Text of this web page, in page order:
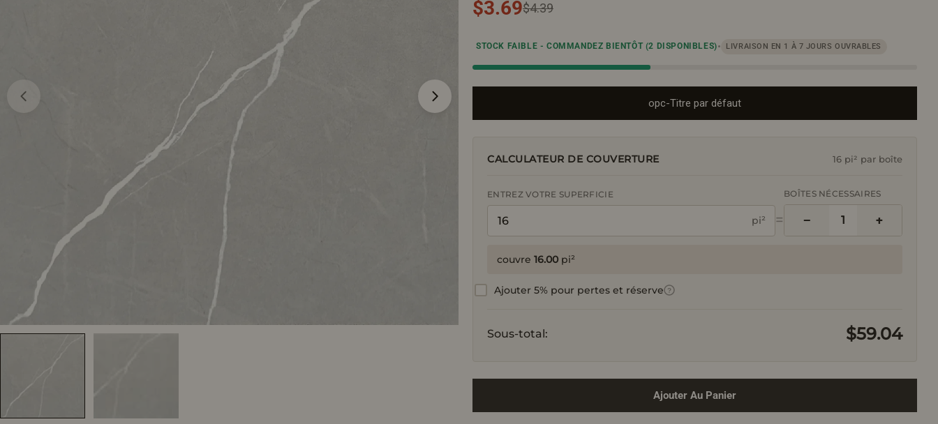
le média 0 en mode modal
Prix
de
vente
$3.69
Prix
régulier
$4.39
STOCK FAIBLE - COMMANDEZ BIENTÔT(2 DISPONIBLES)• LIVRAISON EN 1 À 7 JOURS OUVRABLES
opc-Titre par défaut
CALCULATEUR DE COUVERTURE 16 pi² par boîte
ENTREZ VOTRE SUPERFICIE
pi² =
BOÎTES NÉCESSAIRES
− 1 +
couvre 16.00 pi²
Ajouter 5% pour pertes et réserve ?
Sous-total: $59.04
Ajouter Au Panier